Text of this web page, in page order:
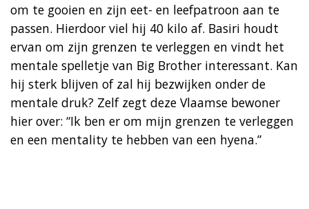
om te gooien en zijn eet- en leefpatroon aan te
passen. Hierdoor viel hij 40 kilo af. Basiri houdt
ervan om zijn grenzen te verleggen en vindt het
mentale spelletje van Big Brother interessant. Kan
hij sterk blijven of zal hij bezwijken onder de
mentale druk? Zelf zegt deze Vlaamse bewoner
hier over: “Ik ben er om mijn grenzen te verleggen
en een mentality te hebben van een hyena.”